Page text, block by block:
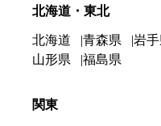
北海道・東北
北海道 青森県 岩
山形県
福島県
関東